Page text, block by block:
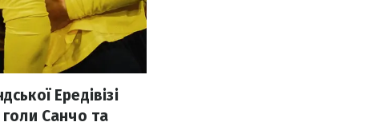
Ередівізі
голи Санчо та